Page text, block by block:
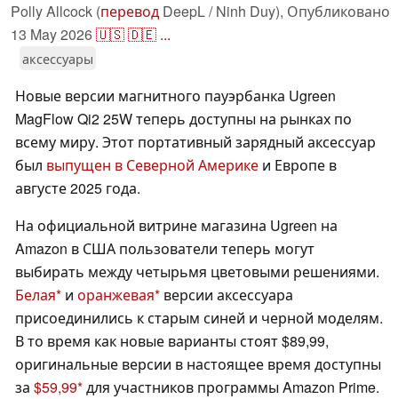
Polly Allcock (перевод DeepL / Ninh Duy), Опубликовано
13 May 2026🇺🇸🇩🇪 ...
аксессуары
Новые версии магнитного пауэрбанка Ugreen
MagFlow Qi2 25W теперь доступны на рынках по
всему миру. Этот портативный зарядный аксессуар
был выпущен в Северной Америке и Европе в
августе 2025 года.
На официальной витрине магазина Ugreen на
Amazon в США пользователи теперь могут
выбирать между четырьмя цветовыми решениями.
Белая и оранжевая версии аксессуара
присоединились к старым синей и черной моделям.
В то время как новые варианты стоят $89,99,
оригинальные версии в настоящее время доступны
за $59,99 для участников программы Amazon Prime.